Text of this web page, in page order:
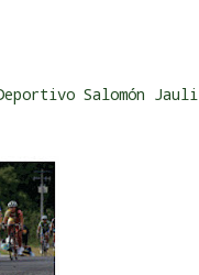
Salomón Jauli